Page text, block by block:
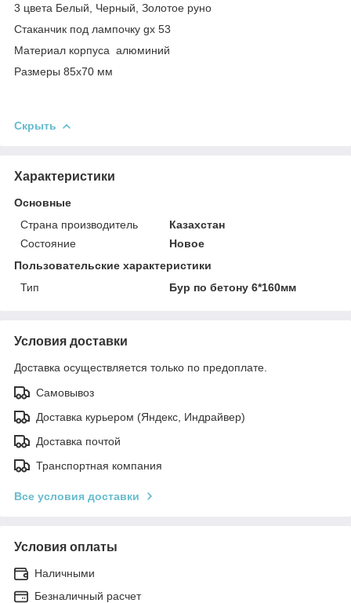
3 цвета Белый, Черный, Золотое руно
Стаканчик под лампочку gx 53
Материал корпуса алюминий
Размеры 85х70 мм
Скрыть
Характеристики
Основные
Страна производитель
Казахстан
Состояние
Новое
Пользовательские характеристики
Тип
Бур по бетону 6*160мм
Условия доставки
Доставка осуществляется только по предоплате.
Самовывоз
Доставка курьером (Яндекс, Индрайвер)
Доставка почтой
Транспортная компания
Все условия доставки
Условия оплаты
Наличными
Безналичный расчет